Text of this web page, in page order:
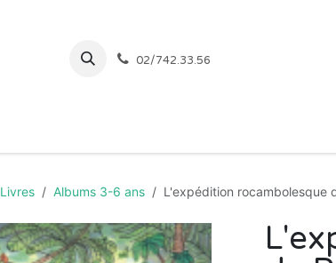
02/742.33.56
Livres Albums 3-6 ans L'expédition rocambolesque